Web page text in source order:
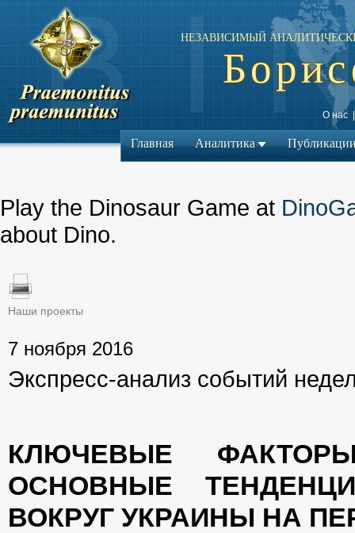
НЕЗАВИСИМЫЙ
О нас
Главная Аналитика
Play the Dinosaur Game at
about Dino.
Наши проекты
7 ноября 2016
Экспресс-анализ событий
КЛЮЧЕВЫЕ
ОСНОВНЫЕ
ВОКРУГ УКРАИНЫ НА